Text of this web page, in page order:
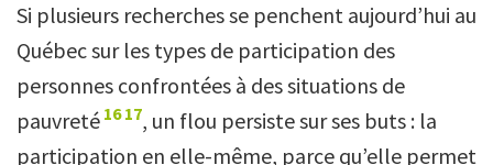
Si plusieurs recherches se penchent aujourd’hui au
Québec sur les types de participation des
personnes confrontées à des situations de
pauvreté 1617, un flou persiste sur ses buts : la
participation en elle-même, parce qu’elle permet